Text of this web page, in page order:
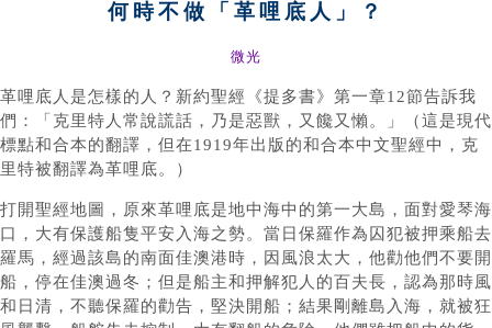
何時不做「革哩底人」？
微光
革哩底人是怎樣的人？新約聖經《提多書》第一章12節告訴我
們：「克里特人常說謊話，乃是惡獸，又饞又懶。」（這是現代
標點和合本的翻譯，但在1919年出版的和合本中文聖經中，克
里特被翻譯為革哩底。）
打開聖經地圖，原來革哩底是地中海中的第一大島，面對愛琴海
口，大有保護船隻平安入海之勢。當日保羅作為囚犯被押乘船去
羅馬，經過該島的南面佳澳港時，因風浪太大，他勸他們不要開
船，停在佳澳過冬；但是船主和押解犯人的百夫長，認為那時風
和日清，不聽保羅的勸告，堅決開船；結果剛離島入海，就被狂